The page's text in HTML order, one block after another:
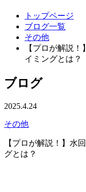
トップページ
ブログ一覧
その他
【プロが解説
イミングとは？
ブログ
2025.4.24
その他
【プロが解説！】水
グとは？